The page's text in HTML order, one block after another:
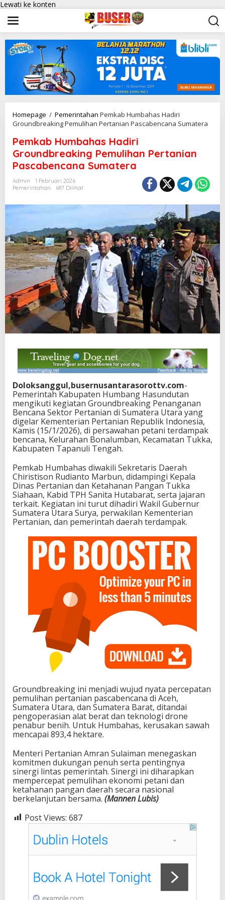
Lewati ke konten
Homepage / Pemerintahan Pemkab Humbahas Hadiri
Groundbreaking Pemulihan Pertanian Pascabencana Sumatera
Pemkab Humbahas Hadiri
Groundbreaking Pemulihan Pertanian
Pascabencana Sumatera
Admin
1 Februari 2026
Pemerintahan
687 Dilihat
Doloksanggul,busernusantarasorottv.com-
Pemerintah Kabupaten Humbang Hasundutan
mengikuti kegiatan Groundbreaking Penanganan
Bencana Sektor Pertanian di Sumatera Utara yang
digelar Kementerian Pertanian Republik Indonesia,
Kamis (15/1/2026), di persawahan petani terdampak
bencana, Kelurahan Bonalumban, Kecamatan Tukka,
Kabupaten Tapanuli Tengah.
Pemkab Humbahas diwakili Sekretaris Daerah
Chiristison Rudianto Marbun, didampingi Kepala
Dinas Pertanian dan Ketahanan Pangan Tukka
Siahaan, Kabid TPH Sanita Hutabarat, serta jajaran
terkait. Kegiatan ini turut dihadiri Wakil Gubernur
Sumatera Utara Surya, perwakilan Kementerian
Pertanian, dan pemerintah daerah terdampak.
Groundbreaking ini menjadi wujud nyata percepatan
pemulihan pertanian pascabencana di Aceh,
Sumatera Utara, dan Sumatera Barat, ditandai
pengoperasian alat berat dan teknologi drone
penabur benih. Untuk Humbahas, kerusakan sawah
mencapai 893,4 hektare.
Menteri Pertanian Amran Sulaiman menegaskan
komitmen dukungan penuh serta pentingnya
sinergi lintas pemerintah. Sinergi ini diharapkan
mempercepat pemulihan ekonomi petani dan
ketahanan pangan daerah secara nasional
berkelanjutan bersama. (Mannen Lubis)
Post Views: 687